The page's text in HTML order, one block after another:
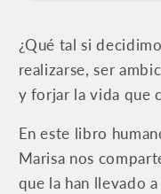
la
intuición
como
herramientas
alcanzar
el
éxito
la
el
éxito
¿Qué tal si
realizarse, ser
y forjar la vida que
En este libro
Marisa nos
que la han llevado